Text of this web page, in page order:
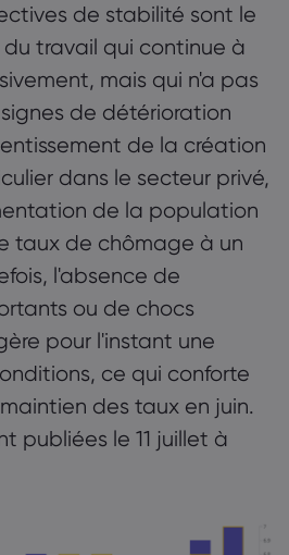
de stabilité sont le
du travail qui continue à
mais qui n'a pas
de détérioration
de la création
dans le secteur privé,
de la population
taux de chômage à un
l'absence de
ou de chocs
pour l'instant une
ce qui conforte
des taux en juin.
publiées le 11 juillet à